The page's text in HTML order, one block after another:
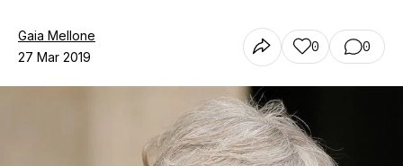
Chi siamo
Gaia Mellone
27 Mar 2019
0 0